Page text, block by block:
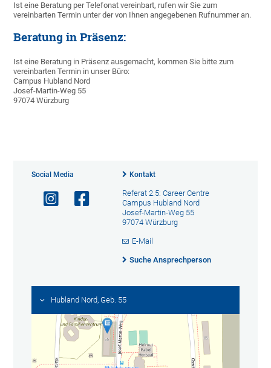
Ist eine Beratung per Telefonat vereinbart, rufen wir Sie zum
vereinbarten Termin unter der von Ihnen angegebenen Rufnummer an.
Beratung in Präsenz:
Ist eine Beratung in Präsenz ausgemacht, kommen Sie bitte zum
vereinbarten Termin in unser Büro:
Campus Hubland Nord
Josef-Martin-Weg 55
97074 Würzburg
Social Media Kontakt
Referat 2.5: Career Centre
Campus Hubland Nord
Josef-Martin-Weg 55
97074 Würzburg
E-Mail
Suche Ansprechperson
Hubland Nord, Geb. 55